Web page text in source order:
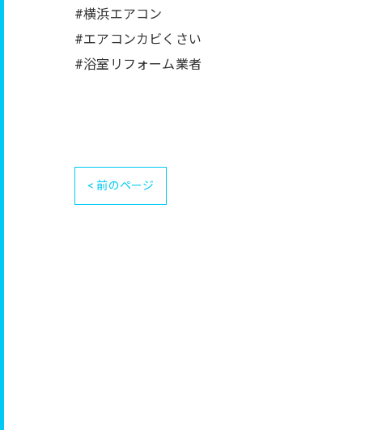
#横浜エアコン
#エアコンカビくさい
#浴室リフォーム業者
< 前のページ